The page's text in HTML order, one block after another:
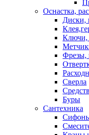
Оснастка,
Диски,
Ключи,
Фрезы,
Сверла
Буры
Сантехника